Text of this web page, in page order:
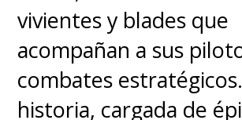
Lo bueno:
Los nuevos
una conducción
vivientes y blades que
acompañan a sus
combates
historia, cargada de